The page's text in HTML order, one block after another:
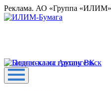
Реклама. АО «Группа